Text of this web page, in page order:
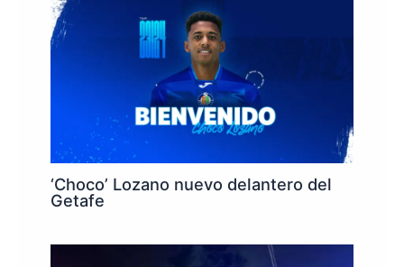
‘Choco’ Lozano nuevo delantero del
Getafe